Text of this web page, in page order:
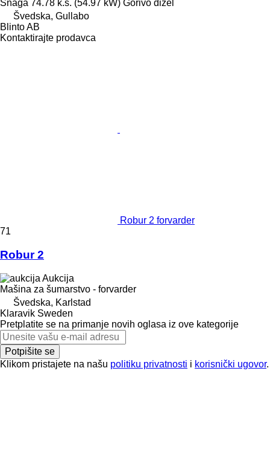
Snaga 74.78 k.s. (54.97 kW) Gorivo dizel
Švedska, Gullabo
Blinto AB
Kontaktirajte prodavca
Robur 2 forvarder
71
Robur 2
Aukcija
Mašina za šumarstvo - forvarder
Švedska, Karlstad
Klaravik Sweden
Pretplatite se na primanje novih oglasa iz ove kategorije
Potpišite se
Klikom pristajete na našu politiku privatnosti i korisnički ugovor.